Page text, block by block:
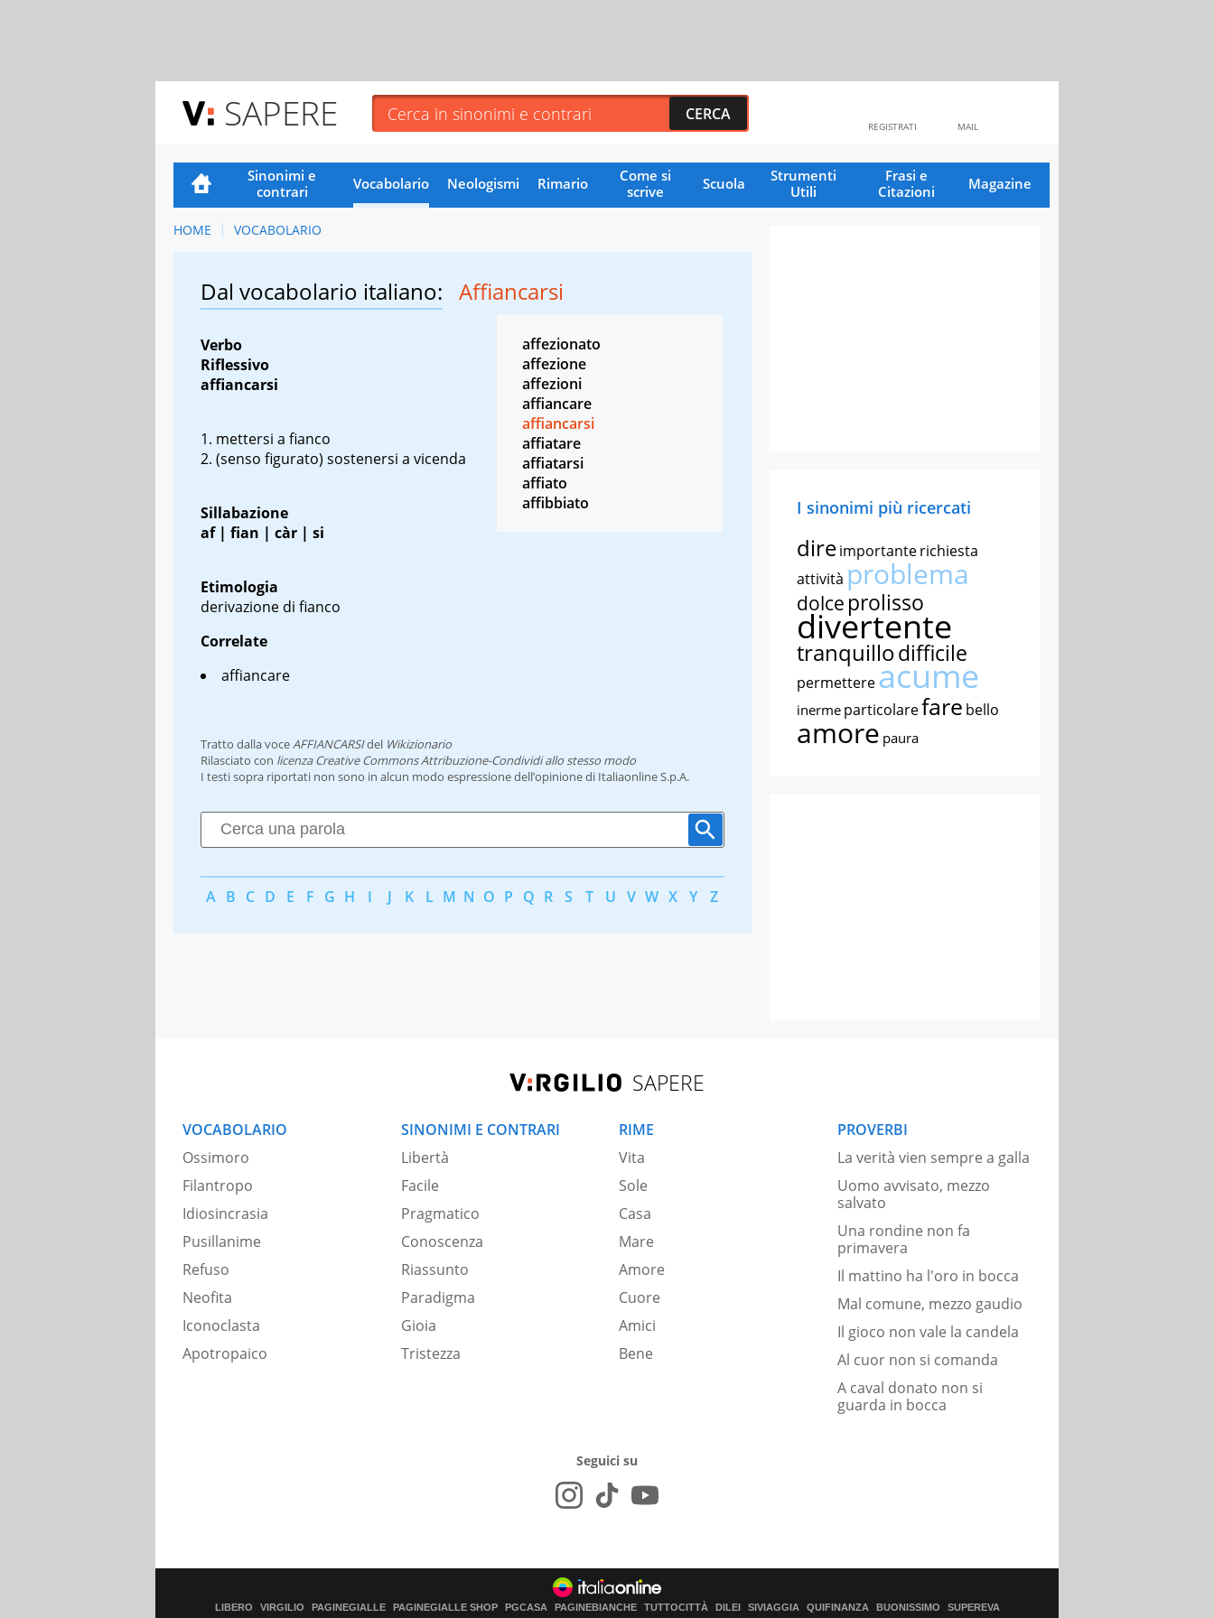
SAPERE MAIL
REGISTRATI
Sinonimi e
contrari
Vocabolario Neologismi Rimario
Come si
scrive
Scuola
Strumenti
Utili
Frasi e
Citazioni
Magazine
HOME VOCABOLARIO
Dal vocabolario italiano: Affiancarsi
Verbo
Riflessivo
affiancarsi
mettersi a fianco
(senso figurato) sostenersi a vicenda
Sillabazione
af | fian | càr | si
Etimologia
derivazione di fianco
Correlate
affiancare
affezionato
affezione
affezioni
affiancare
affiancarsi
affiatare
affiatarsi
affiato
affibbiato
Tratto dalla voce AFFIANCARSIdel Wikizionario
Rilasciato con licenza Creative Commons Attribuzione-Condividi allo stesso modo
I testi sopra riportati non sono in alcun modo espressione dell’opinione di Italiaonline S.p.A.
A B C D E F G H I J K L M N O P Q R S T U V W X Y Z
I sinonimi più ricercati
direimportanterichiesta
attività problema
dolce prolisso
divertente
tranquillodifficile
permettereacume
inerme particolarefare bello
amore paura
SAPERE
VOCABOLARIO
Ossimoro
Filantropo
Idiosincrasia
Pusillanime
Refuso
Neofita
Iconoclasta
Apotropaico
SINONIMI E CONTRARI
Libertà
Facile
Pragmatico
Conoscenza
Riassunto
Paradigma
Gioia
Tristezza
RIME
Vita
Sole
Casa
Mare
Amore
Cuore
Amici
Bene
PROVERBI
La verità vien sempre a galla
Uomo avvisato, mezzo
salvato
Una rondine non fa
primavera
Il mattino ha l'oro in bocca
Mal comune, mezzo gaudio
Il gioco non vale la candela
Al cuor non si comanda
A caval donato non si
guarda in bocca
Seguici su
LIBERO VIRGILIO PAGINEGIALLE PAGINEGIALLE SHOP PGCASA PAGINEBIANCHE TUTTOCITTÀ DILEI SIVIAGGIA QUIFINANZA BUONISSIMO SUPEREVA